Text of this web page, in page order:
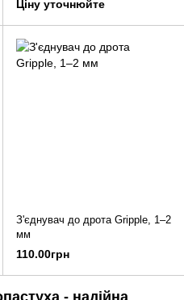
Ціну уточнюйте
З'єднувач до дрота Gripple, 1–2
мм
110.00грн
- надійна